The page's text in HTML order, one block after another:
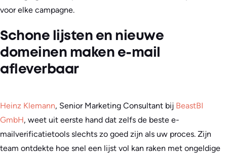
voor elke campagne.
Schone lijsten en nieuwe
domeinen maken e-mail
afleverbaar
Heinz Klemann, Senior Marketing Consultant bij BeastBI
GmbH, weet uit eerste hand dat zelfs de beste e-
mailverificatietools slechts zo goed zijn als uw proces. Zijn
team ontdekte hoe snel een lijst vol kan raken met ongeldige